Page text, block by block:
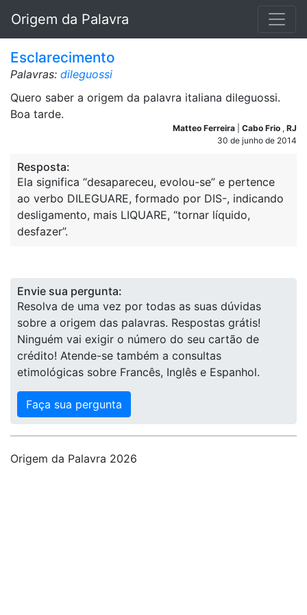
Origem da Palavra
Esclarecimento
Palavras: dileguossi
Quero saber a origem da palavra italiana dileguossi.
Boa tarde.
Matteo Ferreira Cabo Frio , RJ
30 de junho de 2014
Resposta:
Ela significa “desapareceu, evolou-se” e pertence
ao verbo DILEGUARE, formado por DIS-, indicando
desligamento, mais LIQUARE, “tornar líquido,
desfazer”.
Envie sua pergunta:
Resolva de uma vez por todas as suas dúvidas
sobre a origem das palavras. Respostas grátis!
Ninguém vai exigir o número do seu cartão de
crédito! Atende-se também a consultas
etimológicas sobre Francês, Inglês e Espanhol.
Faça sua pergunta
Origem da Palavra 2026